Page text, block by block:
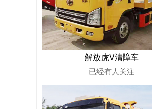
解放虎V清障车
已经有人关注